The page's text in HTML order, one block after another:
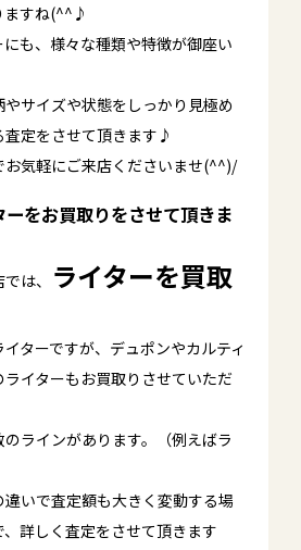
ますね(^^♪
も、様々な種類や特徴が御座い
サイズや状態をしっかり見極め
査定をさせて頂きます♪
お気軽にご来店くださいませ(^^)/
をお買取りをさせて頂きま
は、 ライターを買取
ターですが、デュポンやカルティ
イターもお買取りさせていただ
ラインがあります。（例えばラ
いで査定額も大きく変動する場
詳しく査定をさせて頂きます